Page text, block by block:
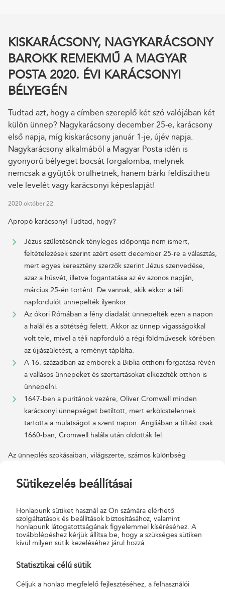
KISKARÁCSONY, NAGYKARÁCSONY
BAROKK REMEKMŰ A MAGYAR
POSTA 2020. ÉVI KARÁCSONYI
BÉLYEGÉN
Tudtad azt, hogy a címben szereplő két szó valójában két
külön ünnep? Nagykarácsony december 25-e, karácsony
első napja, míg kiskarácsony január 1-je, újév napja.
Nagykarácsony alkalmából a Magyar Posta idén is
gyönyörű bélyeget bocsát forgalomba, melynek
nemcsak a gyűjtők örülhetnek, hanem bárki feldíszítheti
vele levelét vagy karácsonyi képeslapját!
2020.október 22.
Apropó karácsony! Tudtad, hogy?
Jézus születésének tényleges időpontja nem ismert,
feltételezések szerint azért esett december 25-re a választás,
mert egyes keresztény szerzők szerint Jézus szenvedése,
azaz a húsvét, illetve fogantatása az év azonos napján,
március 25-én történt. De vannak, akik ekkor a téli
napfordulót ünnepelték ilyenkor.
Az ókori Rómában a fény diadalát ünnepelték ezen a napon
a halál és a sötétség felett. Akkor az ünnep vigasságokkal
volt tele, mivel a téli napforduló a régi földművesek körében
az újjászületést, a reményt táplálta.
A 16. században az emberek a Biblia otthoni forgatása révén
a vallásos ünnepeket és szertartásokat elkezdték otthon is
ünnepelni.
1647-ben a puritánok vezére, Oliver Cromwell minden
karácsonyi ünnepséget betiltott, mert erkölcstelennek
tartotta a mulatságot a szent napon. Angliában a tiltást csak
1660-ban, Cromwell halála után oldották fel.
Az ünneplés szokásaiban, világszerte, számos különbség
Jézus Krisztus földi születésére emlékezve a békét, a szeretetet,
Sütikezelés beállításai
Honlapunk sütiket használ az Ön számára elérhető
szolgáltatások és beállítások biztosításához, valamint
honlapunk látogatottságának figyelemmel kíséréséhez. A
továbblépéshez kérjük állítsa be, hogy a szükséges sütiken
kívül milyen sütik kezeléséhez járul hozzá.
Statisztikai célú sütik
Céljuk a honlap megfelelő fejlesztéséhez, a felhasználói